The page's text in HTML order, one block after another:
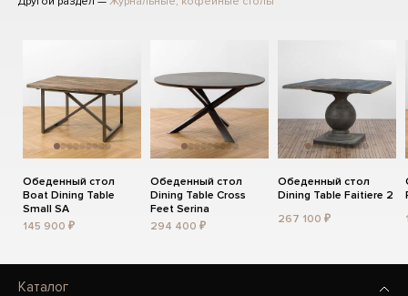
Обеденный стол
Boat Dining Table
Small SA
145 900 ₽
Обеденный стол
Dining Table Cross
Feet Serina
294 400 ₽
Обеденный стол
Dining Table Faitiere 2
267 100 ₽
Каталог